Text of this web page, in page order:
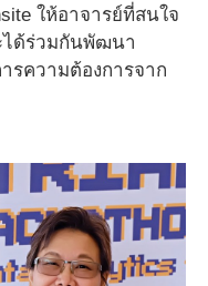
ให้อาจารย์ที่สนใจ
ได้ร่วมกันพัฒนา
รความต้องการจาก